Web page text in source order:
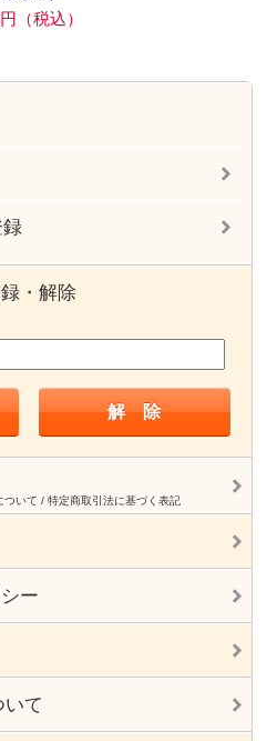
（税込）
・解除
いて / 特定商取引法に基づく表記
ー
いて